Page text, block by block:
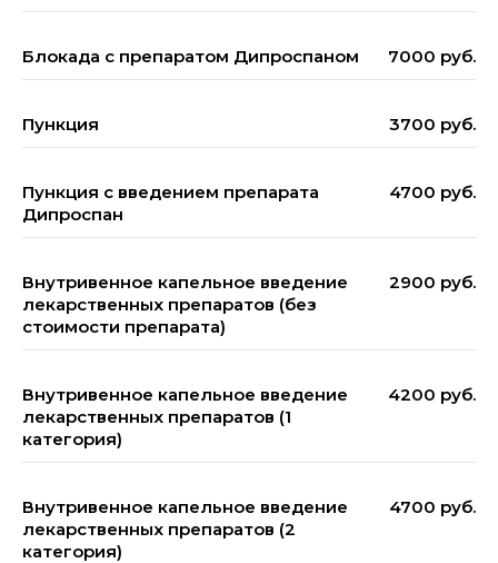
Блокада с препаратом Дипроспаном 7000 руб.
Пункция 3700 руб.
Пункция с введением препарата
Дипроспан
4700 руб.
Внутривенное капельное введение
лекарственных препаратов (без
стоимости препарата)
2900 руб.
Внутривенное капельное введение
лекарственных препаратов (1
категория)
4200 руб.
Внутривенное капельное введение
лекарственных препаратов (2
категория)
4700 руб.